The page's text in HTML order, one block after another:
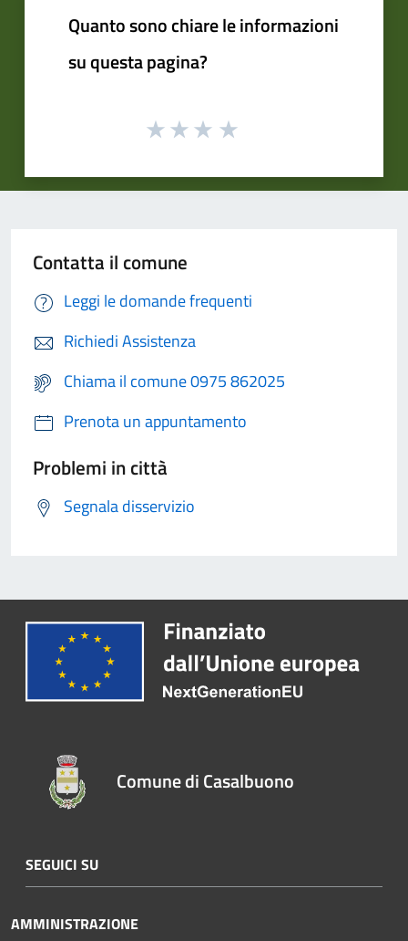
Quanto sono chiare le informazioni
su questa pagina?
Contatta il comune
Leggi le domande frequenti
Richiedi Assistenza
Chiama il comune 0975 862025
Prenota un appuntamento
Problemi in città
Segnala disservizio
Comune di Casalbuono
SEGUICI SU
AMMINISTRAZIONE